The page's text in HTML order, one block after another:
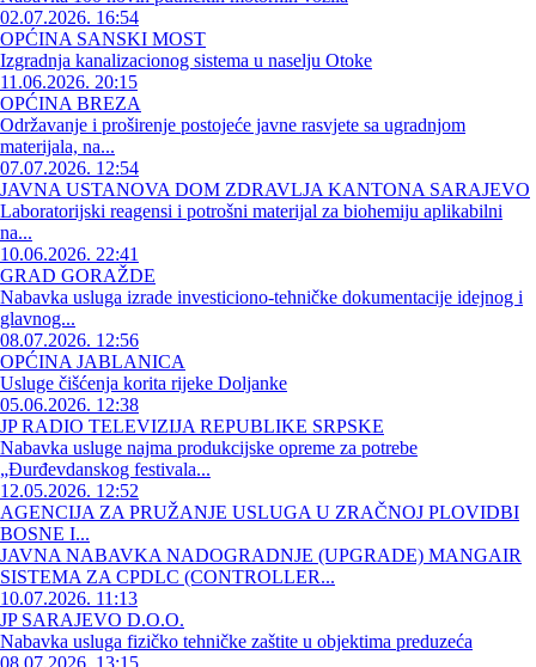
02.07.2026. 16:54
OPĆINA SANSKI MOST
Izgradnja kanalizacionog sistema u naselju Otoke
11.06.2026. 20:15
OPĆINA BREZA
Održavanje i proširenje postojeće javne rasvjete sa ugradnjom
materijala, na...
07.07.2026. 12:54
JAVNA USTANOVA DOM ZDRAVLJA KANTONA SARAJEVO
Laboratorijski reagensi i potrošni materijal za biohemiju aplikabilni
na...
10.06.2026. 22:41
GRAD GORAŽDE
Nabavka usluga izrade investiciono-tehničke dokumentacije idejnog i
glavnog...
08.07.2026. 12:56
OPĆINA JABLANICA
Usluge čišćenja korita rijeke Doljanke
05.06.2026. 12:38
JP RADIO TELEVIZIJA REPUBLIKE SRPSKE
Nabavka usluge najma produkcijske opreme za potrebe
„Đurđevdanskog festivala...
12.05.2026. 12:52
AGENCIJA ZA PRUŽANJE USLUGA U ZRAČNOJ PLOVIDBI
BOSNE I...
JAVNA NABAVKA NADOGRADNJE (UPGRADE) MANGAIR
SISTEMA ZA CPDLC (CONTROLLER...
10.07.2026. 11:13
JP SARAJEVO D.O.O.
Nabavka usluga fizičko tehničke zaštite u objektima preduzeća